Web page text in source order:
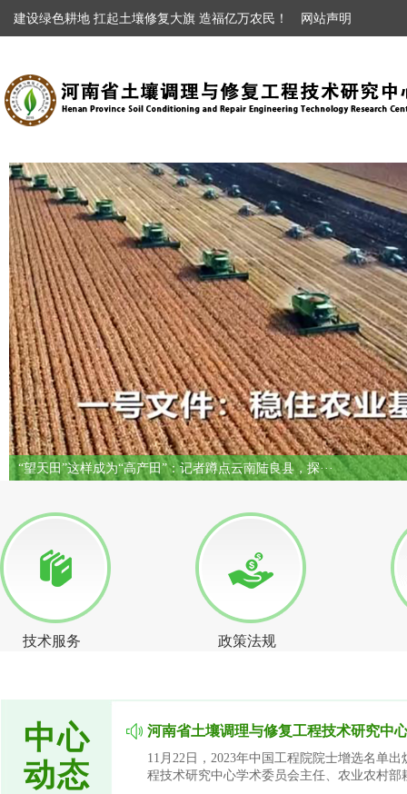
建设绿色耕地 扛起土壤修复大旗 造福亿万农民！ 网站声明
联合国教科文组织警告：全球土壤面临迅速退化
技术服务 政策法规
河南省土壤调理与修复工程技术研究中心
11月22日，2023年中国工程院院士增选名单
程技术研究中心学术委员会主任、农业农村部
中心
动态